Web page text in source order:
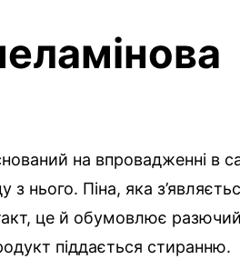
на впровадженні в
з нього. Піна, яка
це й обумовлює
піддається стиранню.